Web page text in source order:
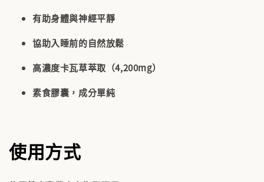
有助身體與神經平靜
協助入睡前的自然放鬆
高濃度卡瓦草萃取（4,200mg）
素食膠囊，成分單純
使用方式